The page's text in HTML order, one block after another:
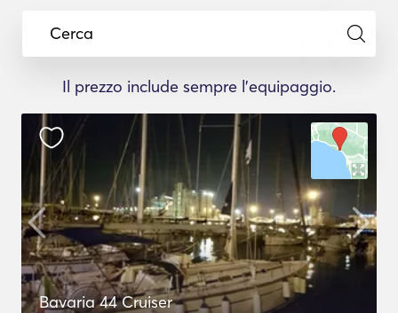
Cerca
Il prezzo include sempre l'equipaggio.
Bavaria 44 Cruiser